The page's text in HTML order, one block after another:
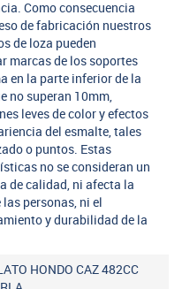
Como consecuencia
de fabricación nuestros
de loza pueden
marcas de los soportes
en la parte inferior de la
no superan 10mm,
leves de color y efectos
del esmalte, tales
o puntos. Estas
no se consideran un
de calidad, ni afecta la
las personas, ni el
y durabilidad de la
HONDO CAZ 482CC